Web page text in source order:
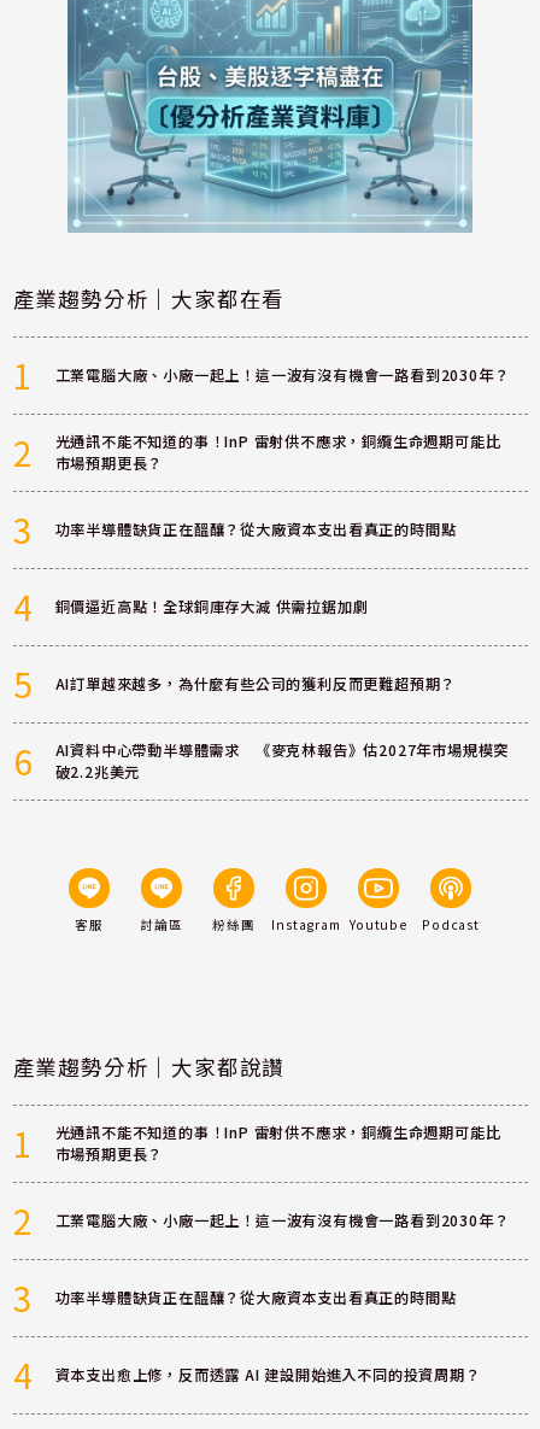
產業趨勢分析｜大家都在看
1 工業電腦大廠、小廠一起上！這一波有沒有機會一路看到2030年？
2
光通訊不能不知道的事！InP 雷射供不應求，銅纜生命週期可能比
市場預期更長？
3 功率半導體缺貨正在醞釀？從大廠資本支出看真正的時間點
4 銅價逼近高點！全球銅庫存大減 供需拉鋸加劇
5 AI訂單越來越多，為什麼有些公司的獲利反而更難超預期？
6
AI資料中心帶動半導體需求 《麥克林報告》估2027年市場規模突
破2.2兆美元
客服 討論區 粉絲團 Instagram Youtube Podcast
產業趨勢分析｜大家都說讚
1
光通訊不能不知道的事！InP 雷射供不應求，銅纜生命週期可能比
市場預期更長？
2 工業電腦大廠、小廠一起上！這一波有沒有機會一路看到2030年？
3 功率半導體缺貨正在醞釀？從大廠資本支出看真正的時間點
4 資本支出愈上修，反而透露 AI 建設開始進入不同的投資周期？